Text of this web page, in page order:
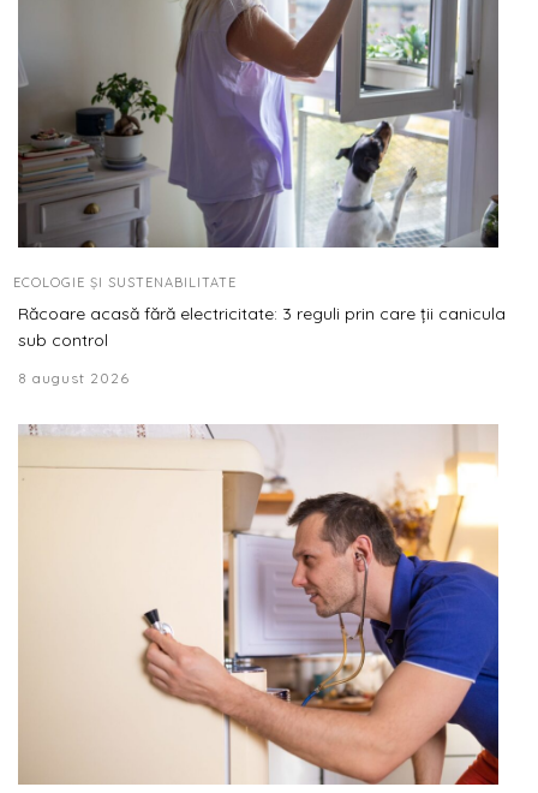
ECOLOGIE ȘI SUSTENABILITATE
Răcoare acasă fără electricitate: 3 reguli prin care ții canicula
sub control
8 august 2026